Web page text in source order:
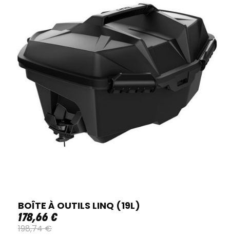
BOÎTE À OUTILS LINQ (19L)
178,66 €
198,74€